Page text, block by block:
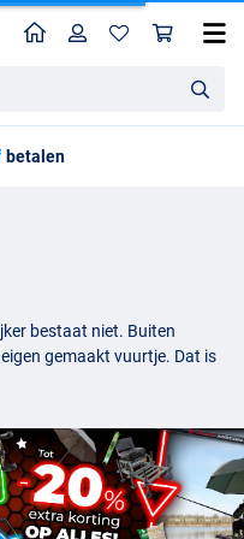
HomeProfiel
betalen
bestaat niet. Buiten
gemaakt vuurtje. Dat is
de complete outdoor
verschillende producten die
maken. Tenten, messen,